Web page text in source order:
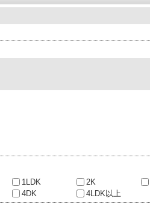
1LDK 2K
4DK 4LDK以上